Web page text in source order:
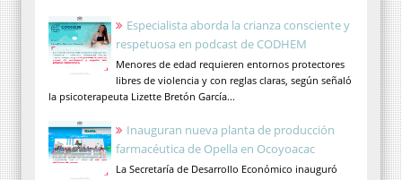
Especialista aborda la crianza consciente y
respetuosa en podcast de CODHEM
Menores de edad requieren entornos protectores
libres de violencia y con reglas claras, según señaló
la psicoterapeuta Lizette Bretón García...
Inauguran nueva planta de producción
farmacéutica de Opella en Ocoyoacac
La Secretaría de Desarrollo Económico inauguró